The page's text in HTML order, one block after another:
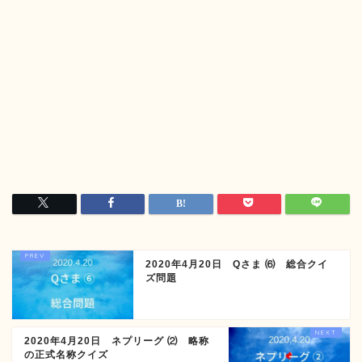
2020年4月20日 Qさま ⑹ 総合クイ
ズ問題
2020年4月20日 ネプリーグ ⑵ 略称
の正式名称クイズ